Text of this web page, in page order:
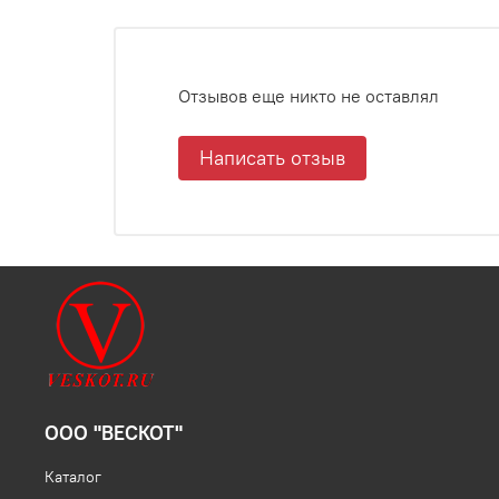
Отзывов еще никто не оставлял
Написать отзыв
ООО "ВЕСКОТ"
Каталог